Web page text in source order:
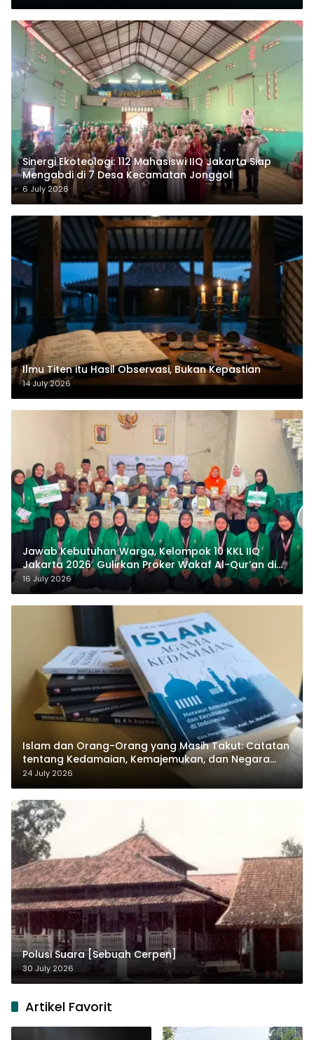
‎Sinergi Ekoteologi: 112 Mahasiswi IIQ Jakarta Siap
Mengabdi di 7 Desa Kecamatan Jonggol
6 July 2026
Ilmu Titen itu Hasil Observasi, Bukan Kepastian
14 July 2026
Jawab Kebutuhan Warga, Kelompok 10 KKL IIQ
Jakarta 2026 Gulirkan Proker Wakaf Al-Qur’an di
Sukamanah
16 July 2026
Islam dan Orang-Orang yang Masih Takut: Catatan
tentang Kedamaian, Kemajemukan, dan Negara
dalam Pemikiran Masykuri Abdillah
24 July 2026
Polusi Suara [Sebuah Cerpen]
30 July 2026
Artikel Favorit